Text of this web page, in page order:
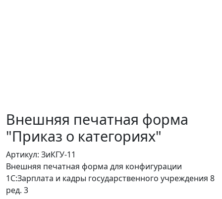
Внешняя печатная форма
"Приказ о категориях"
Артикул: ЗиКГУ-11
Внешняя печатная форма для конфигурации
1С:Зарплата и кадры государственного учреждения 8
ред. 3